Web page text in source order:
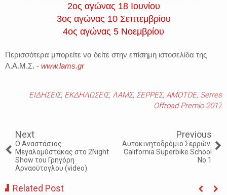
2ος αγώνας 18 Ιουνίου
3ος αγώνας 10 Σεπτεμβρίου
4ος αγώνας 5 Νοεμβρίου
Περισσότερα μπορείτε να δείτε στην επίσημη ιστοσελίδα της
Λ.Α.Μ.Σ. - www.lams.gr
ΕΙΔΗΣΕΙΣ, ΕΚΔΗΛΩΣΕΙΣ, ΛΑΜΣ, ΣΕΡΡΕΣ, AMOTOE, Serres
Offroad Premio 2017
Next
Ο Αναστάσιος
Μεγαλομύστακας στο 2Νight
Show του Γρηγόρη
Αρναούτογλου (video)
Previous
Αυτοκινητοδρόμιο Σερρών:
California Superbike School
No.1
Related Post